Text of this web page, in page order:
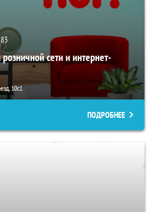
83
сети и интернет-
10с1
ПОДРОБНЕЕ